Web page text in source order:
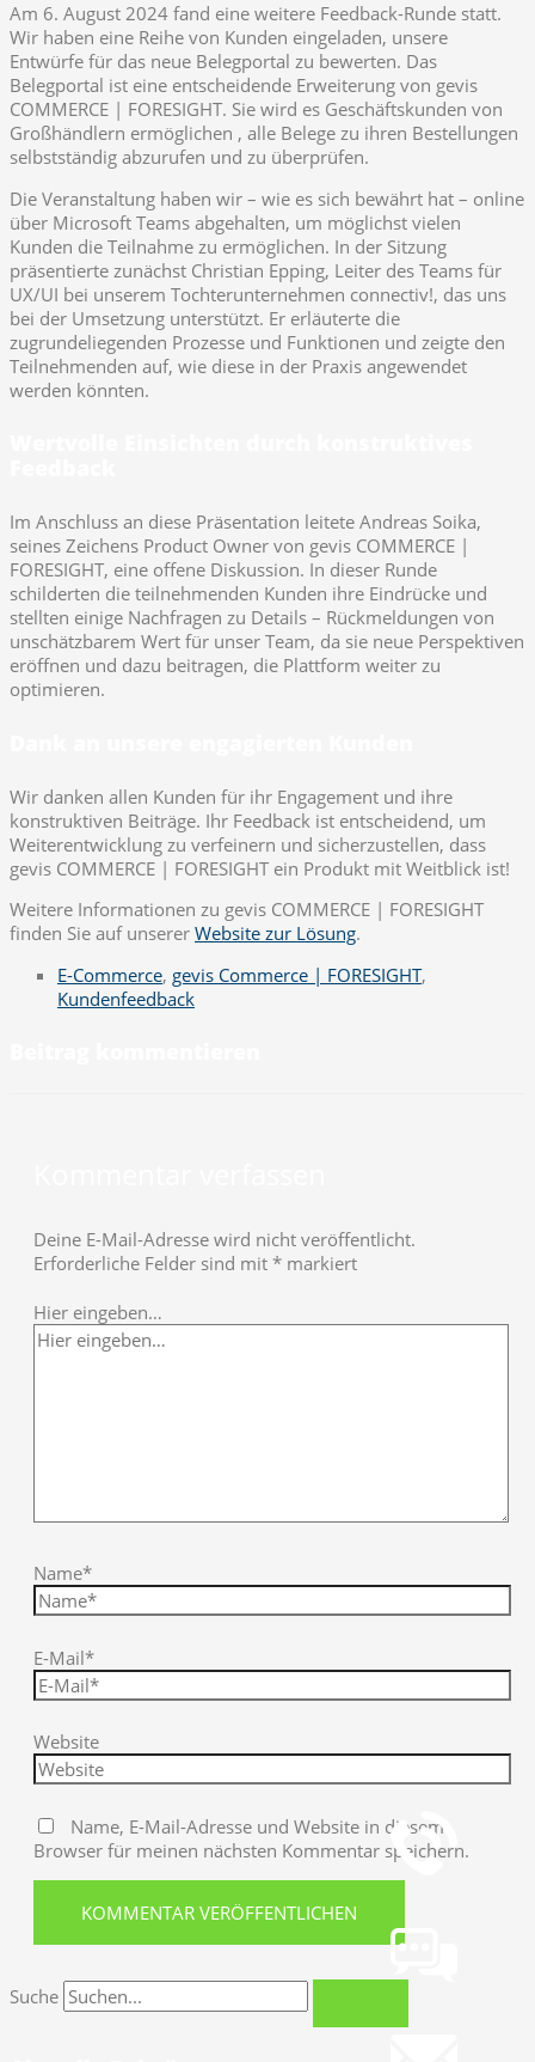
info@gws.ms
Am 6. August 2024 fand eine weitere Feedback-Runde statt.
Wir haben eine Reihe von Kunden eingeladen, unsere
Entwürfe für das neue Belegportal zu bewerten. Das
Belegportal ist eine entscheidende Erweiterung von gevis
COMMERCE | FORESIGHT. Sie wird es Geschäftskunden von
Großhändlern ermöglichen , alle Belege zu ihren Bestellungen
selbstständig abzurufen und zu überprüfen.
Die Veranstaltung haben wir – wie es sich bewährt hat – online
über Microsoft Teams abgehalten, um möglichst vielen
Kunden die Teilnahme zu ermöglichen. In der Sitzung
präsentierte zunächst Christian Epping, Leiter des Teams für
UX/UI bei unserem Tochterunternehmen connectiv!, das uns
bei der Umsetzung unterstützt. Er erläuterte die
zugrundeliegenden Prozesse und Funktionen und zeigte den
Teilnehmenden auf, wie diese in der Praxis angewendet
werden könnten.
Im Anschluss an diese Präsentation leitete Andreas Soika,
seines Zeichens Product Owner von gevis COMMERCE |
FORESIGHT, eine offene Diskussion. In dieser Runde
schilderten die teilnehmenden Kunden ihre Eindrücke und
stellten einige Nachfragen zu Details – Rückmeldungen von
unschätzbarem Wert für unser Team, da sie neue Perspektiven
eröffnen und dazu beitragen, die Plattform weiter zu
optimieren.
Wir danken allen Kunden für ihr Engagement und ihre
konstruktiven Beiträge. Ihr Feedback ist entscheidend, um
Weiterentwicklung zu verfeinern und sicherzustellen, dass
gevis COMMERCE | FORESIGHT ein Produkt mit Weitblick ist!
Weitere Informationen zu gevis COMMERCE | FORESIGHT
finden Sie auf unserer Website zur Lösung.
E-Commerce, gevis Commerce | FORESIGHT,
Kundenfeedback
Deine E-Mail-Adresse wird nicht veröffentlicht.
Erforderliche Felder sind mit * markiert
Hier eingeben…
Name*
E-Mail*
Website
Name, E-Mail-Adresse und Website in diesem
Browser für meinen nächsten Kommentar speichern.
Suche